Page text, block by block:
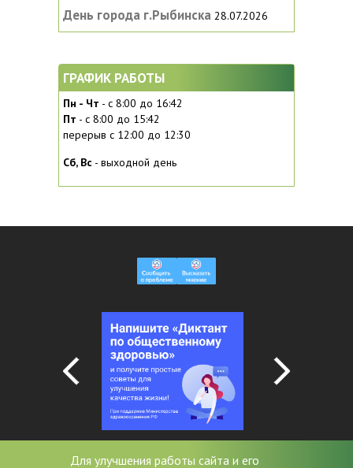
День города г.Рыбинска 28.07.2026
ГРАФИК РАБОТЫ
Пн - Чт - с 8:00 до 16:42
Пт - с 8:00 до 15:42
перерыв с 12:00 до 12:30
Сб, Вc - выходной день
Для улучшения работы сайта и его